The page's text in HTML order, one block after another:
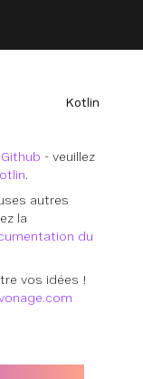
Kotlin
Github - veuillez
.
autres
la
du
vos idées !